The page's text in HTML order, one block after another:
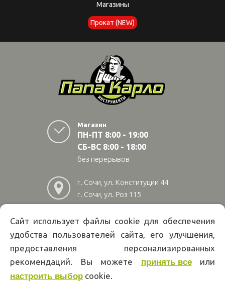
Магазины
Прокат (NEW)
Магазин
ПН-ПТ 8:00 - 19:00
СБ-ВС 8:00 - 18:00
без перерывов
г. Сочи, ул. Конституции 44
г. Сочи, ул. Роз 115
г. Адлер, ул Авиационная
28/10
222 02 01
офертой. Указанные цены действуют только при оформлении заказа
через интернет-магазин papakarlotools.ru.
Сайт использует файлы cookie для обеспечения
удобства пользователей сайта, его улучшения,
предоставления персонализированных
рекомендаций. Вы можете принять всеили
настроить выбор cookie.